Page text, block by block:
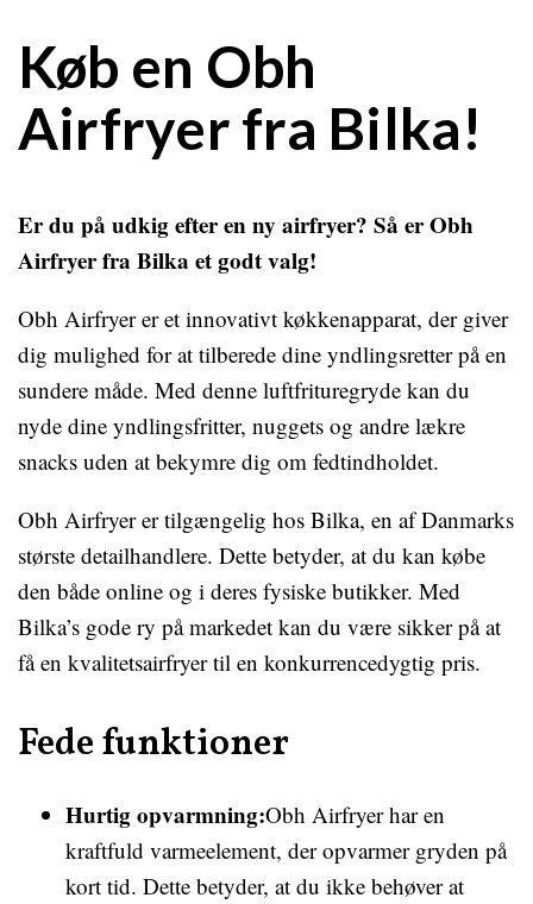
Køb en Obh
Airfryer fra Bilka!
Er du på udkig efter en ny airfryer? Så er Obh
Airfryer fra Bilka et godt valg!
Obh Airfryer er et innovativt køkkenapparat, der giver
dig mulighed for at tilberede dine yndlingsretter på en
sundere måde. Med denne luftfrituregryde kan du
nyde dine yndlingsfritter, nuggets og andre lækre
snacks uden at bekymre dig om fedtindholdet.
Obh Airfryer er tilgængelig hos Bilka, en af Danmarks
største detailhandlere. Dette betyder, at du kan købe
den både online og i deres fysiske butikker. Med
Bilka’s gode ry på markedet kan du være sikker på at
få en kvalitetsairfryer til en konkurrencedygtig pris.
Fede funktioner
Hurtig opvarmning:Obh Airfryer har en
kraftfuld varmeelement, der opvarmer gryden på
kort tid. Dette betyder, at du ikke behøver at